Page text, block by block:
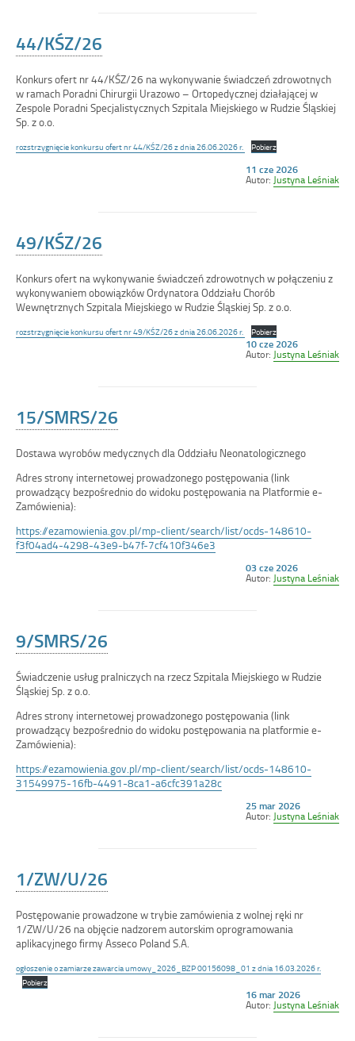
44/KŚZ/26
Konkurs ofert nr 44/KŚZ/26 na wykonywanie świadczeń zdrowotnych
w ramach Poradni Chirurgii Urazowo – Ortopedycznej działającej w
Zespole Poradni Specjalistycznych Szpitala Miejskiego w Rudzie Śląskiej
Sp. z o.o.
rozstrzygnięcie konkursu ofert nr 44/KŚZ/26 z dnia 26.06.2026 r. Pobierz
Opublikowano
w
11 cze 2026
Autor: Justyna Leśniak
49/KŚZ/26
Konkurs ofert na wykonywanie świadczeń zdrowotnych w połączeniu z
wykonywaniem obowiązków Ordynatora Oddziału Chorób
Wewnętrznych Szpitala Miejskiego w Rudzie Śląskiej Sp. z o.o.
rozstrzygnięcie konkursu ofert nr 49/KŚZ/26 z dnia 26.06.2026 r. Pobierz
Opublikowano
w
10 cze 2026
Autor: Justyna Leśniak
15/SMRS/26
Dostawa wyrobów medycznych dla Oddziału Neonatologicznego
Adres strony internetowej prowadzonego postępowania (link
prowadzący bezpośrednio do widoku postępowania na Platformie e-
Zamówienia):
https://ezamowienia.gov.pl/mp-client/search/list/ocds-148610-
f3f04ad4-4298-43e9-b47f-7cf410f346e3
Opublikowano
w
03 cze 2026
Autor: Justyna Leśniak
9/SMRS/26
Świadczenie usług pralniczych na rzecz Szpitala Miejskiego w Rudzie
Śląskiej Sp. z o.o.
Adres strony internetowej prowadzonego postępowania (link
prowadzący bezpośrednio do widoku postępowania na platformie e-
Zamówienia):
https://ezamowienia.gov.pl/mp-client/search/list/ocds-148610-
31549975-16fb-4491-8ca1-a6cfc391a28c
Opublikowano
w
25 mar 2026
Autor: Justyna Leśniak
1/ZW/U/26
Postępowanie prowadzone w trybie zamówienia z wolnej ręki nr
1/ZW/U/26 na objęcie nadzorem autorskim oprogramowania
aplikacyjnego firmy Asseco Poland S.A.
ogłoszenie o zamiarze zawarcia umowy_2026_BZP 00156098_01 z dnia 16.03.2026 r.
Pobierz
Opublikowano
w
16 mar 2026
Autor: Justyna Leśniak